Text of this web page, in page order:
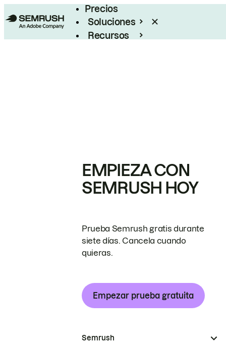
Precios
Soluciones
Recursos
EMPIEZA CON
SEMRUSH HOY
Prueba Semrush gratis durante
siete días. Cancela cuando
quieras.
Empezar prueba gratuita
Semrush